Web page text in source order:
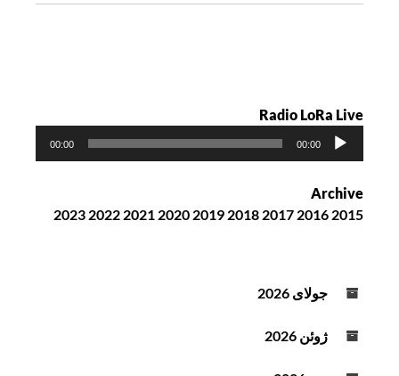
ه
Radio LoRa Live
ک
ن
ه
و
00:00
00:00
Archive
2015
2016
2017
2018
2019
2020
2021
2022
2023
جولای 2026
ژوئن 2026